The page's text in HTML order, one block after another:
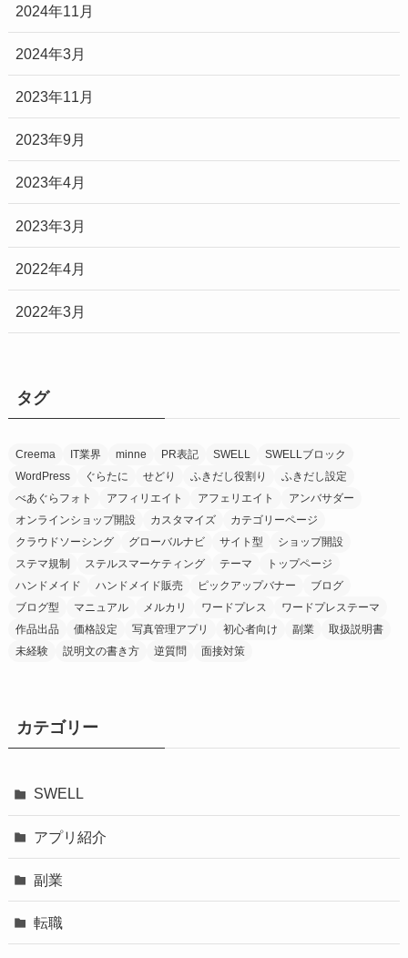
2024年11月
2024年3月
2023年11月
2023年9月
2023年4月
2023年3月
2022年4月
2022年3月
タグ
Creema IT業界 minne PR表記 SWELL
SWELLブロック
WordPress
ぐらたに せどり ふきだし役割り
ふきだし設定
べあぐらフォト
アフィリエイト アフェリエイト
アンバサダー
オンラインショップ開設
カスタマイズ
カテゴリーページ
クラウドソーシング
グローバルナビ サイト型
ショップ開設
ステマ規制
ステルスマーケティング テーマ
トップページ
ハンドメイド
ハンドメイド販売 ピックアップバナー
ブログ
ブログ型
マニュアル メルカリ ワードプレス
ワードプレステーマ
作品出品
価格設定 写真管理アプリ 初心者向け 副業
取扱説明書
未経験
説明文の書き方 逆質問 面接対策
カテゴリー
SWELL
アプリ紹介
副業
転職